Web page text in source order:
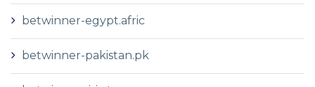
betwinner-egypt.afric
betwinner-pakistan.pk